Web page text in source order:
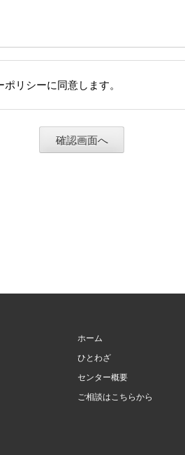
ポリシーに同意します。
ホーム
ひとわざ
センター概要
ご相談はこちらから